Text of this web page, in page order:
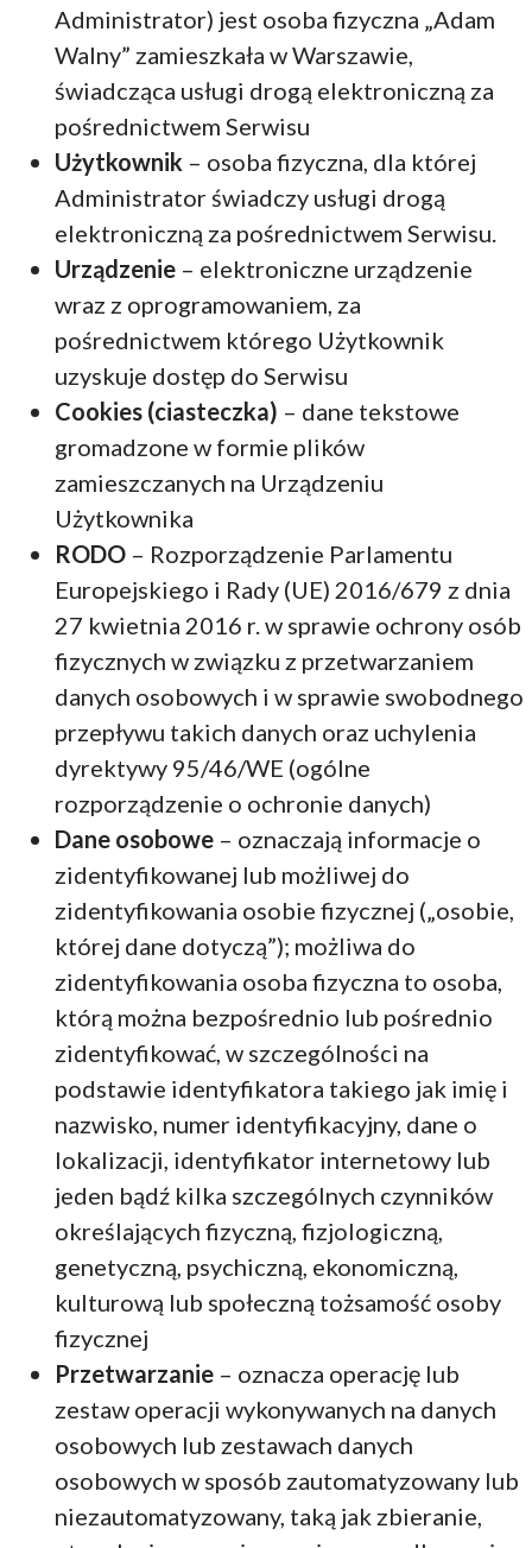
Administrator) jest osoba fizyczna „Adam
Walny” zamieszkała w Warszawie,
świadcząca usługi drogą elektroniczną za
pośrednictwem Serwisu
Użytkownik – osoba fizyczna, dla której
Administrator świadczy usługi drogą
elektroniczną za pośrednictwem Serwisu.
Urządzenie – elektroniczne urządzenie
wraz z oprogramowaniem, za
pośrednictwem którego Użytkownik
uzyskuje dostęp do Serwisu
Cookies (ciasteczka) – dane tekstowe
gromadzone w formie plików
zamieszczanych na Urządzeniu
Użytkownika
RODO – Rozporządzenie Parlamentu
Europejskiego i Rady (UE) 2016/679 z dnia
27 kwietnia 2016 r. w sprawie ochrony osób
fizycznych w związku z przetwarzaniem
danych osobowych i w sprawie swobodnego
przepływu takich danych oraz uchylenia
dyrektywy 95/46/WE (ogólne
rozporządzenie o ochronie danych)
Dane osobowe – oznaczają informacje o
zidentyfikowanej lub możliwej do
zidentyfikowania osobie fizycznej („osobie,
której dane dotyczą”); możliwa do
zidentyfikowania osoba fizyczna to osoba,
którą można bezpośrednio lub pośrednio
zidentyfikować, w szczególności na
podstawie identyfikatora takiego jak imię i
nazwisko, numer identyfikacyjny, dane o
lokalizacji, identyfikator internetowy lub
jeden bądź kilka szczególnych czynników
określających fizyczną, fizjologiczną,
genetyczną, psychiczną, ekonomiczną,
kulturową lub społeczną tożsamość osoby
fizycznej
Przetwarzanie – oznacza operację lub
zestaw operacji wykonywanych na danych
osobowych lub zestawach danych
osobowych w sposób zautomatyzowany lub
niezautomatyzowany, taką jak zbieranie,